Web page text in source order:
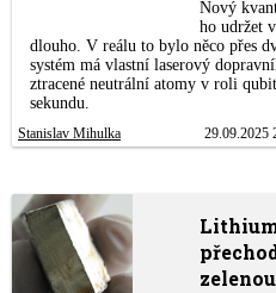
Nový
ho udržet
dlouho. V reálu to bylo něco přes
systém má vlastní laserový
ztracené neutrální atomy v roli
sekundu.
Stanislav Mihulka 29.09.2025